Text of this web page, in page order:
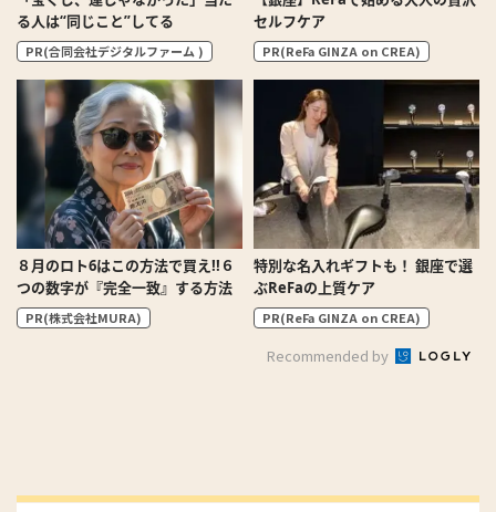
る人は“同じこと”してる
PR(合同会社デジタルファーム )
セルフケア
PR(ReFa GINZA on CREA)
８月のロト6はこの方法で買え!!６
つの数字が『完全一致』する方法
PR(株式会社MURA)
特別な名入れギフトも！ 銀座で選
ぶReFaの上質ケア
PR(ReFa GINZA on CREA)
Recommended by